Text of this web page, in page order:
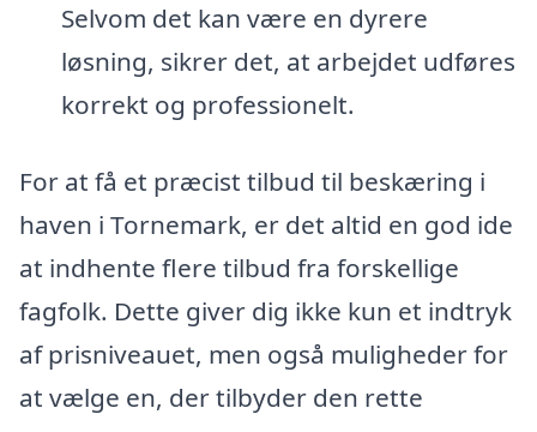
Selvom det kan være en dyrere
løsning, sikrer det, at arbejdet udføres
korrekt og professionelt.
For at få et præcist tilbud til beskæring i
haven i Tornemark, er det altid en god ide
at indhente flere tilbud fra forskellige
fagfolk. Dette giver dig ikke kun et indtryk
af prisniveauet, men også muligheder for
at vælge en, der tilbyder den rette